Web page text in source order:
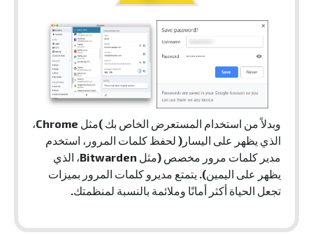
وبدلاً من استخدام المستعرض الخاص بك )مثل Chrome،
الذي يظهر على اليسار( لحفظ كلمات المرور، استخدم
مدير كلمات مرور مخصص (مثل Bitwarden، الذي
يظهر على اليمين). يتمتع مديرو كلمات المرور بميزات
تجعل الحياة أكثر أمانًا وملائمة بالنسبة لمنظمتك.